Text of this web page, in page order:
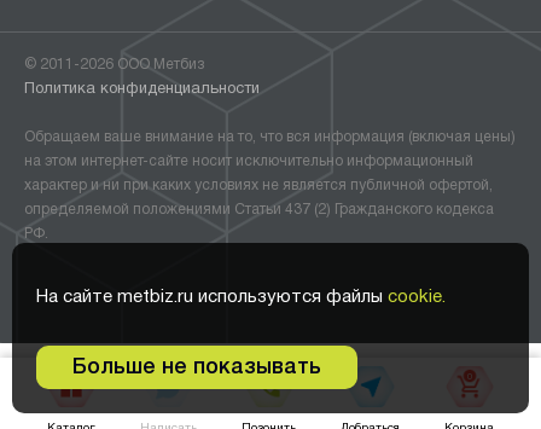
0
На сайте metbiz.ru используются файлы cookie.
Больше не показывать
© 2011-2026 ООО Метбиз
Политика конфиденциальности
Обращаем ваше внимание на то, что вся информация (включая цены)
на этом интернет-сайте носит исключительно информационный
характер и ни при каких условиях не является публичной офертой,
определяемой положениями Статьи 437 (2) Гражданского кодекса
РФ.